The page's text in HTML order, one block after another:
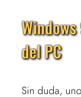
del PC
Sin duda,